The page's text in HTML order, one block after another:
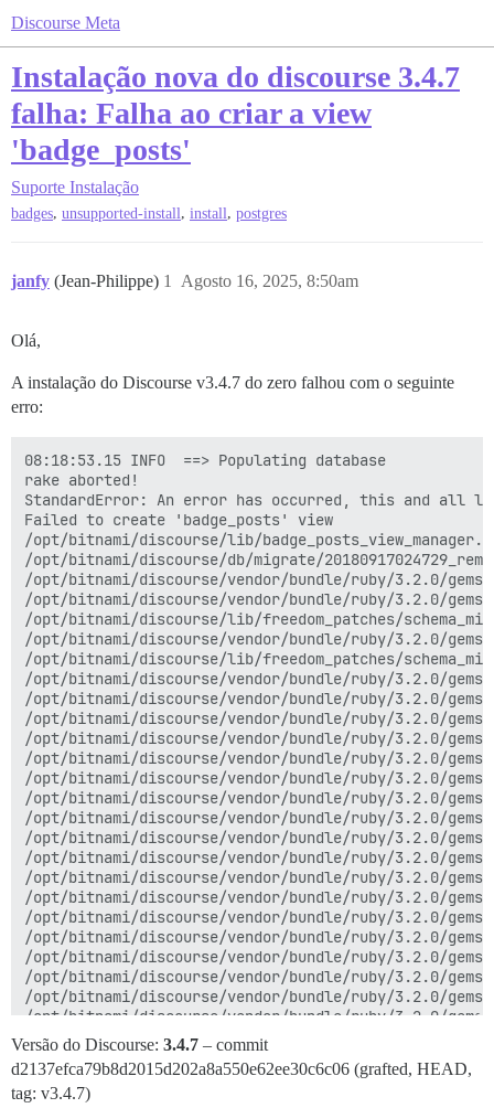
Discourse Meta
Instalação nova do discourse 3.4.7
falha: Falha ao criar a view
'badge_posts'
Suporte Instalação
badges, unsupported-install, install, postgres
janfy (Jean-Philippe) Agosto 16, 2025, 8:50am
1
Olá,
A instalação do Discourse v3.4.7 do zero falhou com o seguinte
erro:
08:18:53.15 INFO  ==> Populating database
rake aborted!
StandardError: An error has occurred, this and all
Failed to create 'badge_posts' view
/opt/bitnami/discourse/lib/
/opt/bitnami/discourse/db/migrate/
/opt/bitnami/discourse/vendor/bundle/ruby/3.2.0/
/opt/bitnami/discourse/vendor/bundle/ruby/3.2.0/
/opt/bitnami/discourse/lib/freedom_patches/
/opt/bitnami/discourse/vendor/bundle/ruby/3.2.0/
/opt/bitnami/discourse/lib/freedom_patches/
/opt/bitnami/discourse/vendor/bundle/ruby/3.2.0/
/opt/bitnami/discourse/vendor/bundle/ruby/3.2.0/
/opt/bitnami/discourse/vendor/bundle/ruby/3.2.0/
/opt/bitnami/discourse/vendor/bundle/ruby/3.2.0/
/opt/bitnami/discourse/vendor/bundle/ruby/3.2.0/
/opt/bitnami/discourse/vendor/bundle/ruby/3.2.0/
/opt/bitnami/discourse/vendor/bundle/ruby/3.2.0/
/opt/bitnami/discourse/vendor/bundle/ruby/3.2.0/
/opt/bitnami/discourse/vendor/bundle/ruby/3.2.0/
/opt/bitnami/discourse/vendor/bundle/ruby/3.2.0/
/opt/bitnami/discourse/vendor/bundle/ruby/3.2.0/
/opt/bitnami/discourse/vendor/bundle/ruby/3.2.0/
/opt/bitnami/discourse/vendor/bundle/ruby/3.2.0/
/opt/bitnami/discourse/vendor/bundle/ruby/3.2.0/
/opt/bitnami/discourse/vendor/bundle/ruby/3.2.0/
/opt/bitnami/discourse/vendor/bundle/ruby/3.2.0/
/opt/bitnami/discourse/vendor/bundle/ruby/3.2.0/
/opt/bitnami/discourse/vendor/bundle/ruby/3.2.0/
/opt/bitnami/discourse/vendor/bundle/ruby/3.2.0/
/opt/bitnami/discourse/vendor/bundle/ruby/3.2.0/
/opt/bitnami/discourse/vendor/bundle/ruby/3.2.0/
/opt/bitnami/discourse/lib/tasks/db.rake:267:in
Versão do Discourse: 3.4.7 – commit
d2137efca79b8d2015d202a8a550e62ee30c6c06 (grafted, HEAD,
tag: v3.4.7)